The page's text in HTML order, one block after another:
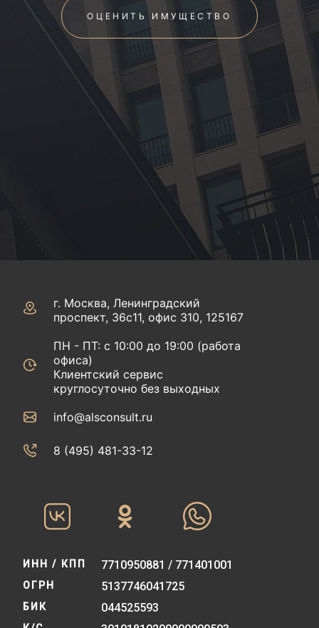
ОЦЕНИТЬ ИМУЩЕСТВО
г. Москва, Ленинградский
проспект, 36с11, офис 310, 125167
ПН - ПТ: с 10:00 до 19:00 (работа
офиса)
Клиентский сервис
круглосуточно без выходных
info@alsconsult.ru
8 (495) 481-33-12‬‬
ИНН / КПП 7710950881 / 771401001
ОГРН 5137746041725
БИК 044525593